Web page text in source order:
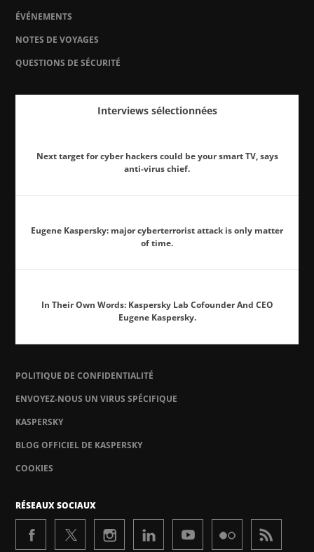
ÉVÉNEMENTS
NOTES DE VOYAGES
QUESTIONS DE SÉCURITÉ
Interviews sélectionnées
Next target for cyber hackers could be your smart TV, says
anti-virus chief.
Eugene Kaspersky: major cyberterrorist attack is only matter
of time.
In Their Own Words: Kaspersky Lab Cofounder And CEO
Eugene Kaspersky.
POLITIQUE DE CONFIDENTIALITÉ
ENVOYEZ-NOUS UN VIRUS SPÉCIFIQUE
KASPERSKY
BLOG OFFICIEL DE KASPERSKY
COOKIES
RÉSEAUX SOCIAUX